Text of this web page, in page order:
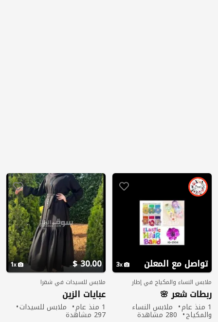
تواصل مع المعلن 3
ملابس النساء والمكياج في إطار
ربطات شعر 🌸
1 منذ عام ملابس النساء
والمكياج 280 مشاهدة
30.00 $
1
ملابس للسيدات في شقرا
عبايات الزين
1 منذ عام ملابس للسيدات
297 مشاهدة